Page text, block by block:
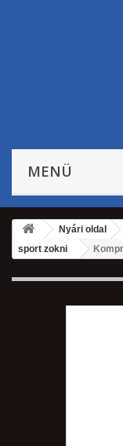
MENÜ
Nyári oldal
sport zokni